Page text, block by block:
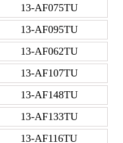
13-AF075TU
13-AF095TU
13-AF062TU
13-AF107TU
13-AF148TU
13-AF133TU
13-AF116TU